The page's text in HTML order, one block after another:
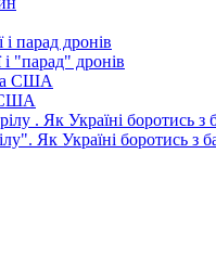
"парад" дронів
США
Як Україні боротись з